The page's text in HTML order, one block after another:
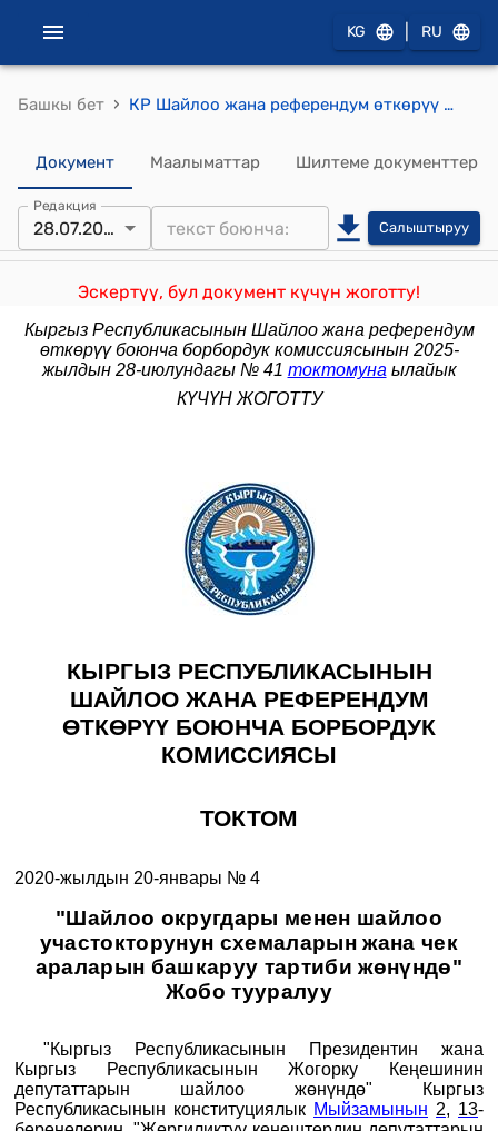
KG RU
Башкы бет › КР Шайлоо жана референдум өткөрүү боюнча борбордук комиссиясынын 2020-жылдын 20-январындагы № 4 "Шайлоо округдары менен шайлоо участокторунун схемаларын жана чек араларын башкаруу тартиби жөнүндө" Жобо тууралуу" токтому
Документ Маалыматтар Шилтеме документтер
Редакция
28.07.2025 Салыштыруу
Эскертүү, бул документ күчүн жоготту!